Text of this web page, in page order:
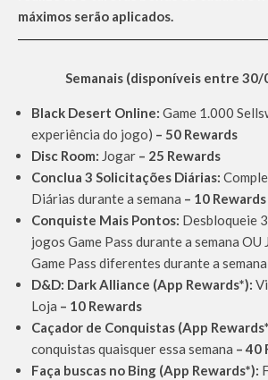
máximos serão aplicados.
Semanais (disponíveis entre 30/
Black Desert Online: Game 1.000
experiência do jogo) – 50 Rewards
Disc Room: Jogar – 25 Rewards
Conclua 3 Solicitações Diárias:
Diárias durante a semana – 10 Rewards
Conquiste Mais Pontos: Desbloqueie
jogos Game Pass durante a semana OU
Game Pass diferentes durante a semana
D&D: Dark Alliance (App Rewards*):
Loja – 10 Rewards
Caçador de Conquistas (App
conquistas quaisquer essa semana – 40
Faça buscas no Bing (App Rewards*):